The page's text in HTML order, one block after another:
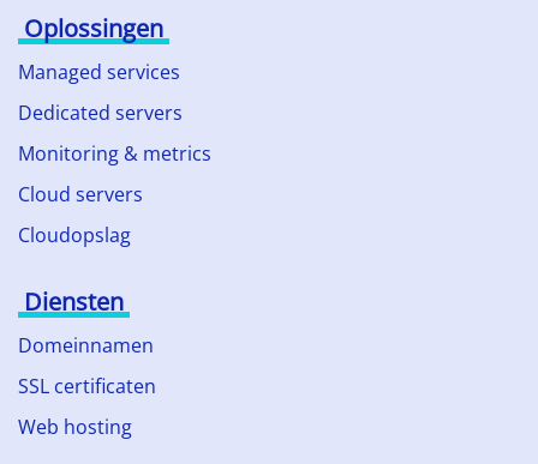
Oplossingen
Managed services
Dedicated servers
Monitoring & metrics
Cloud servers
Cloudopslag
Diensten
Domeinnamen
SSL certificaten
Web hosting